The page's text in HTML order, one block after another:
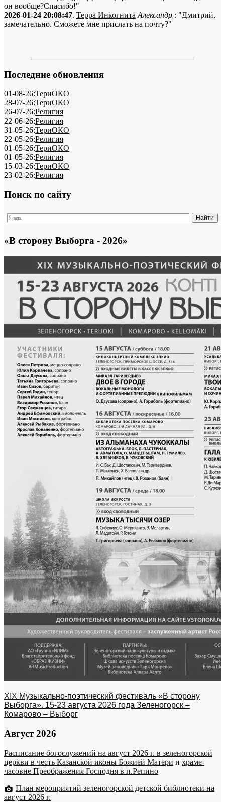
он вообще?Спасибо!"
2026-01-24 20:08:47. Терра Инкогнита Александр : "Дмитрий,
замечательно. Сможете мне прислать на почту?"
Последние обновления
01-08-26:ТериОКО
28-07-26:ТериОКО
26-07-26:Религия
22-06-26:Религия
31-05-26:ТериОКО
22-05-26:Религия
01-05-26:ТериОКО
01-05-26:Религия
15-03-26:ТериОКО
23-02-26:Религия
Поиск по сайту
«В сторону Выборга - 2026»
XIX Музыкально-поэтический фестиваль «В сторону
Выборга». 15-23 августа 2026 года Зеленогорск –
Комарово – Выборг
Август 2026
Расписание богослужений на август 2026 г. в зеленогорской
церкви в честь Казанской иконы Божией Матери и храме-
часовне Преображения Господня в п.Репино
План мероприятий зеленогорской детской библиотеки на
август 2026 г.